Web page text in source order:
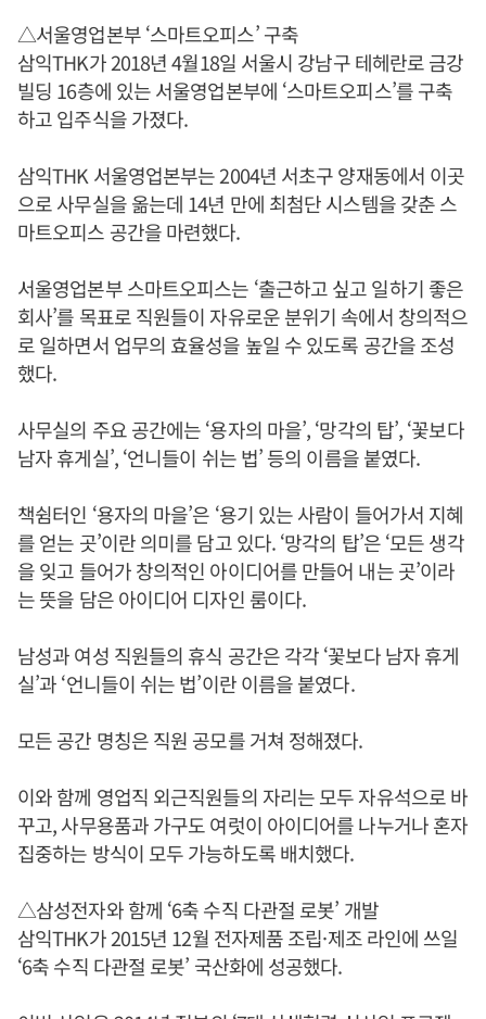
△서울영업본부 ‘스마트오피스’ 구축
삼익THK가 2018년 4월18일 서울시 강남구 테헤란로 금강
빌딩 16층에 있는 서울영업본부에 ‘스마트오피스’를 구축
하고 입주식을 가졌다.
삼익THK 서울영업본부는 2004년 서초구 양재동에서 이곳
으로 사무실을 옮는데 14년 만에 최첨단 시스템을 갖춘 스
마트오피스 공간을 마련했다.
서울영업본부 스마트오피스는 ‘출근하고 싶고 일하기 좋은
회사’를 목표로 직원들이 자유로운 분위기 속에서 창의적으
로 일하면서 업무의 효율성을 높일 수 있도록 공간을 조성
했다.
사무실의 주요 공간에는 ‘용자의 마을’, ‘망각의 탑’, ‘꽃보다
남자 휴게실’, ‘언니들이 쉬는 법’ 등의 이름을 붙였다.
책쉼터인 ‘용자의 마을’은 ‘용기 있는 사람이 들어가서 지혜
를 얻는 곳’이란 의미를 담고 있다. ‘망각의 탑’은 ‘모든 생각
을 잊고 들어가 창의적인 아이디어를 만들어 내는 곳’이라
는 뜻을 담은 아이디어 디자인 룸이다.
남성과 여성 직원들의 휴식 공간은 각각 ‘꽃보다 남자 휴게
실’과 ‘언니들이 쉬는 법’이란 이름을 붙였다.
모든 공간 명칭은 직원 공모를 거쳐 정해졌다.
이와 함께 영업직 외근직원들의 자리는 모두 자유석으로 바
꾸고, 사무용품과 가구도 여럿이 아이디어를 나누거나 혼자
집중하는 방식이 모두 가능하도록 배치했다.
△삼성전자와 함께 ‘6축 수직 다관절 로봇’ 개발
삼익THK가 2015년 12월 전자제품 조립·제조 라인에 쓰일
‘6축 수직 다관절 로봇’ 국산화에 성공했다.